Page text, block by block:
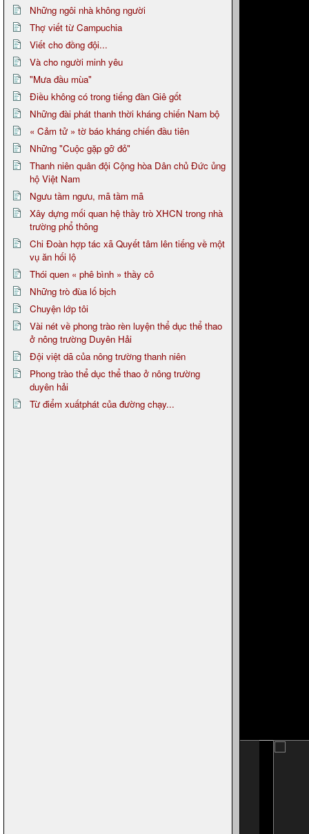
Những ngôi nhà không người
Thợ viết từ Campuchia
Viết cho đồng đội...
Và cho người minh yêu
"Mưa đầu mùa"
Điều không có trong tiếng đàn Giê gốt
Những đài phát thanh thời kháng chiến Nam bộ
« Cảm tử » tờ báo kháng chiến đầu tiên
Những "Cuộc gặp gỡ đỏ"
Thanh niên quân đội Cộng hòa Dân chủ Đức ủng
hộ Việt Nam
Ngưu tầm ngưu, mã tầm mã
Xây dựng mối quan hệ thầy trò XHCN trong nhà
trường phổ thông
Chi Đoàn hợp tác xã Quyết tâm lên tiếng về một
vụ ăn hối lộ
Thói quen « phê bình » thầy cô
Những trò đùa lố bịch
Chuyện lớp tôi
Vài nét về phong trào rèn luyện thể dục thể thao
ở nông trường Duyên Hải
Đội việt dã của nông trường thanh niên
Phong trào thể dục thể thao ở nông trường
duyên hải
Từ điểm xuấtphát của đường chạy...